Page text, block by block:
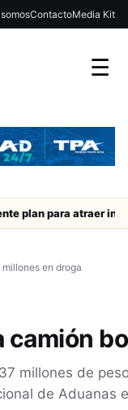
ContactoMedia Kit
☰
atraer inversión: No
en droga
millones de
de Aduanas